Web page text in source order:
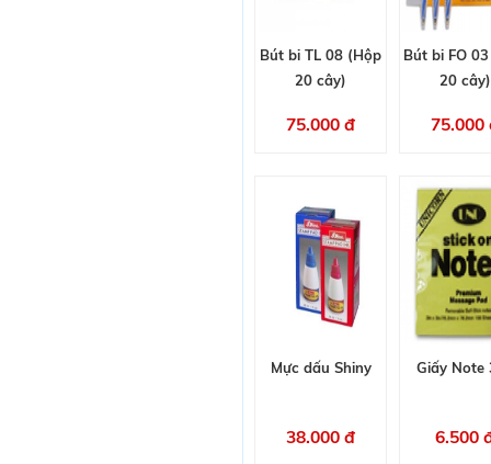
Bút bi TL 08 (Hộp
20 cây)
75.000 đ
Bút bi FO
20 cây)
75.000
Mực dấu Shiny
38.000 đ
Giấy Note
6.500